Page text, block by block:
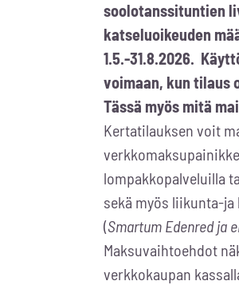
soolotanssituntien
katseluoikeuden
1.5.-31.8.2026.
voimaan, kun tilaus
Tässä myös mitä
Kertatilauksen voit
lompakkopalveluilla
sekä myös liikunta-
(Smartum Edenred ja
Maksuvaihtoehdot
verkkokaupan